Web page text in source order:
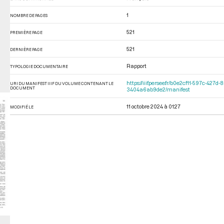
NOMBRE DE PAGES 1
PREMIÈRE PAGE 521
DERNIÈRE PAGE 521
TYPOLOGIE DOCUMENTAIRE Rapport
URI DU MANIFEST IIIF DU VOLUME CONTENANT LE
DOCUMENT
https://iiif.persee.fr/b0e2cf11-597c-
3404a6ab9de2/manifest
MODIFIÉ LE 11 octobre 2024 à 01:27